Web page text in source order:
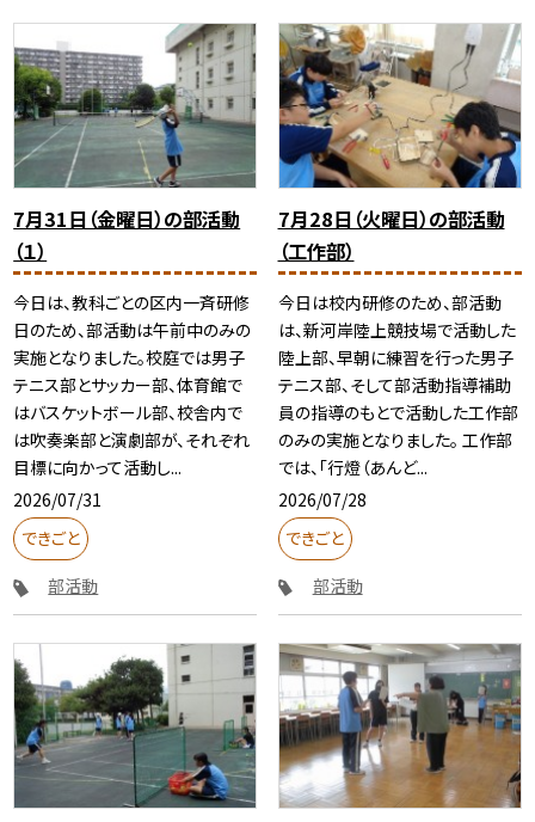
7月31日（金曜日）の部活動
（１）
今日は、教科ごとの区内一斉研修
日のため、部活動は午前中のみの
実施となりました。校庭では男子
テニス部とサッカー部、体育館で
はバスケットボール部、校舎内で
は吹奏楽部と演劇部が、それぞれ
目標に向かって活動し...
2026/07/31
できごと
部活動
7月28日（火曜日）の部活動
（工作部）
今日は校内研修のため、部活動
は、新河岸陸上競技場で活動した
陸上部、早朝に練習を行った男子
テニス部、そして部活動指導補助
員の指導のもとで活動した工作部
のみの実施となりました。 工作部
では、「行燈（あんど...
2026/07/28
できごと
部活動